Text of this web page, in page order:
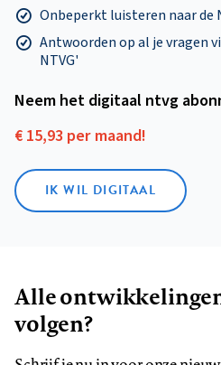
Onbeperkt luisteren naar de
Antwoorden op al je vragen
NTVG'
Neem het digitaal ntvg
€ 15,93 per maand!
IK WIL DIGITAAL
Alle
volgen?